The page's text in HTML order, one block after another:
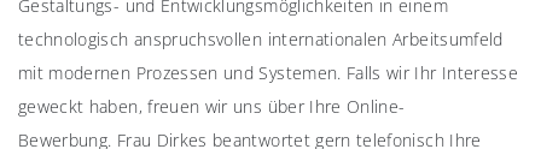
Gestaltungs- und Entwicklungsmöglichkeiten in einem
technologisch anspruchsvollen internationalen Arbeitsumfeld
mit modernen Prozessen und Systemen. Falls wir Ihr Interesse
geweckt haben, freuen wir uns über Ihre Online-
Bewerbung. Frau Dirkes beantwortet gern telefonisch Ihre